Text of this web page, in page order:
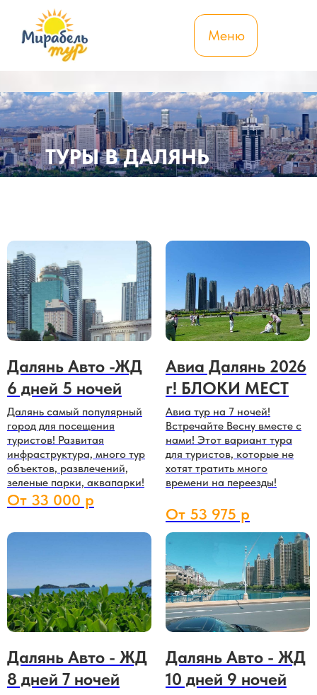
Меню
ТУРЫ В ДАЛЯНЬ
Далянь Авто -ЖД
6 дней 5 ночей
Далянь самый популярный
город для посещения
туристов! Развитая
инфраструктура, много тур
объектов, развлечений,
зеленые парки, аквапарки!
От 33 000 р
Авиа Далянь 2026
г! БЛОКИ МЕСТ
Авиа тур на 7 ночей!
Встречайте Весну вместе с
нами! Этот вариант тура
для туристов, которые не
хотят тратить много
времени на переезды!
От 53 975 р
Далянь Авто - ЖД
8 дней 7 ночей
Далянь Авто - ЖД
10 дней 9 ночей